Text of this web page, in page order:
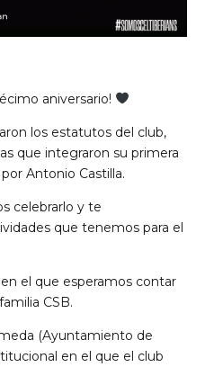
aniversario!
los estatutos del club,
que integraron su primera
Antonio Castilla.
celebrarlo y te
que tenemos para el
el que esperamos contar
CSB.
(Ayuntamiento de
en el que el club